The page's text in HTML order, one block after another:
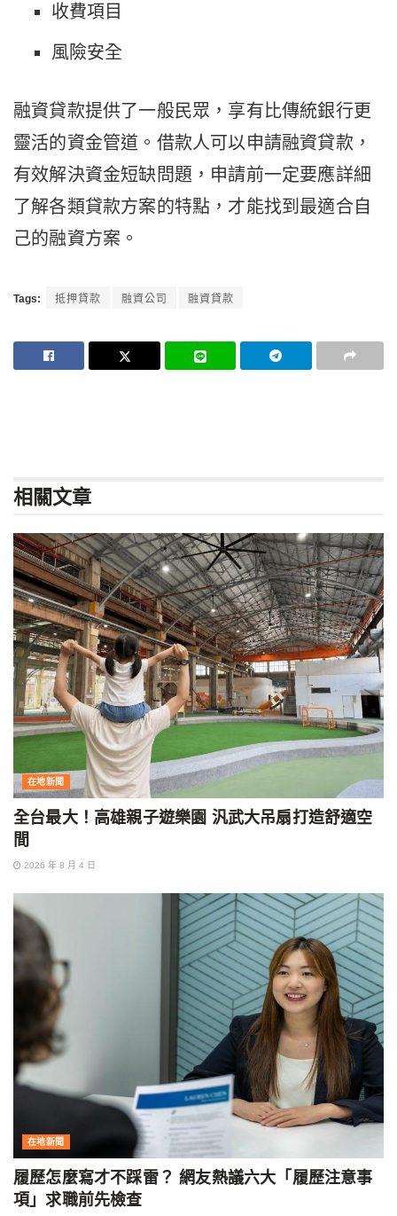
收費項目
風險安全
融資貸款提供了一般民眾，享有比傳統銀行更
靈活的資金管道。借款人可以申請融資貸款，
有效解決資金短缺問題，申請前一定要應詳細
了解各類貸款方案的特點，才能找到最適合自
己的融資方案。
Tags: 抵押貸款 融資公司 融資貸款
相關文章
在地新聞
全台最大！高雄親子遊樂園 汎武大吊扇打造舒適空
間
2026 年 8 月 4 日
在地新聞
履歷怎麼寫才不踩雷？ 網友熱議六大「履歷注意事
項」求職前先檢查